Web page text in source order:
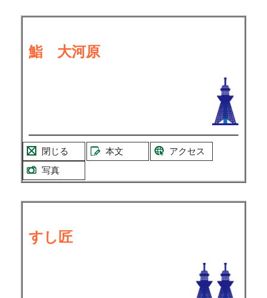
鮨 大河原
閉じる 本文
アクセス
写真
すし匠